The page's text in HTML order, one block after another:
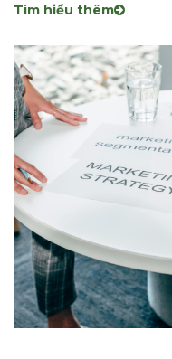
Tìm hiểu thêm